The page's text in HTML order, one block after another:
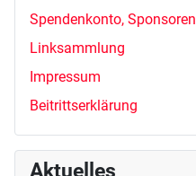
Spendenkonto, Sponsoren
Linksammlung
Impressum
Beitrittserklärung
Aktuelles